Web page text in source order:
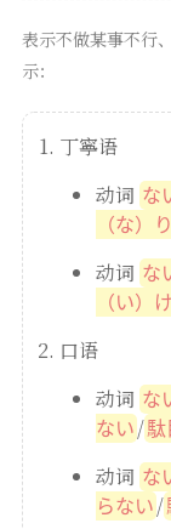
表示不做某事不行
示：
丁寧语
动词 な
（な）
动词 な
（い）
口语
动词 な
ない /
动词 な
らない /